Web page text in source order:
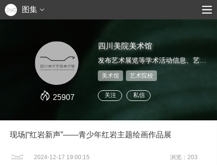
图集
25907
四川美院美术馆
美术馆 艺术院校
关注 私信
现场|“红岩新声”——青少年红岩主题绘画作品展
2024-12-17 19:00:15 浏览：203